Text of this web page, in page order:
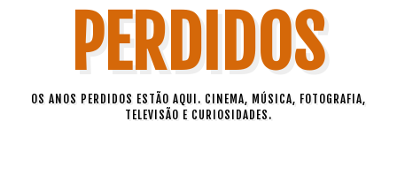
PERDIDOS
OS ANOS PERDIDOS ESTÃO AQUI. CINEMA, MÚSICA, FOTOGRAFIA,
TELEVISÃO E CURIOSIDADES.